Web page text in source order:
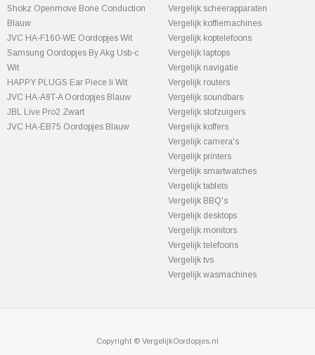
Shokz Openmove Bone Conduction
Blauw
JVC HA-F160-WE Oordopjes Wit
Samsung Oordopjes By Akg Usb-c
Wit
HAPPY PLUGS Ear Piece Ii Wit
JVC HA-A9T-A Oordopjes Blauw
JBL Live Pro2 Zwart
JVC HA-EB75 Oordopjes Blauw
Vergelijk scheerapparaten
Vergelijk koffiemachines
Vergelijk koptelefoons
Vergelijk laptops
Vergelijk navigatie
Vergelijk routers
Vergelijk soundbars
Vergelijk stofzuigers
Vergelijk koffers
Vergelijk camera's
Vergelijk printers
Vergelijk smartwatches
Vergelijk tablets
Vergelijk BBQ's
Vergelijk desktops
Vergelijk monitors
Vergelijk telefoons
Vergelijk tvs
Vergelijk wasmachines
Copyright © VergelijkOordopjes.nl